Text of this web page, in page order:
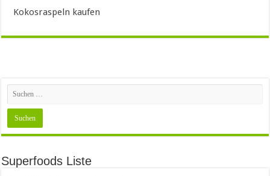
Kokosraspeln kaufen
Superfoods Liste